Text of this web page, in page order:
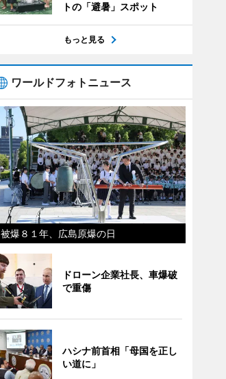
トの「避暑」スポット
もっと見る
ワールドフォトニュース
被爆８１年、広島原爆の日
ドローン企業社長、車爆破
で重傷
ハシナ前首相「母国を正し
い道に」